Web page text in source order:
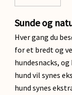
Sunde og
Hver gang du
for et bredt og
hundesnacks,
hund vil synes
hund synes